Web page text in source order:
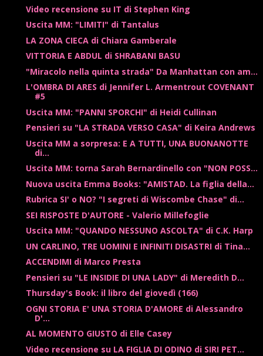
Video recensione su IT di Stephen King
Uscita MM: "LIMITI" di Tantalus
LA ZONA CIECA di Chiara Gamberale
VITTORIA E ABDUL di SHRABANI BASU
"Miracolo nella quinta strada" Da Manhattan con am...
L'OMBRA DI ARES di Jennifer L. Armentrout COVENANT
#5
Uscita MM: "PANNI SPORCHI" di Heidi Cullinan
Pensieri su "LA STRADA VERSO CASA" di Keira Andrews
Uscita MM a sorpresa: E A TUTTI, UNA BUONANOTTE
di...
Uscita MM: torna Sarah Bernardinello con "NON POSS...
Nuova uscita Emma Books: "AMISTAD. La figlia della...
Rubrica SI' o NO? "I segreti di Wiscombe Chase" di...
SEI RISPOSTE D'AUTORE - Valerio Millefoglie
Uscita MM: "QUANDO NESSUNO ASCOLTA" di C.K. Harp
UN CARLINO, TRE UOMINI E INFINITI DISASTRI di Tina...
ACCENDIMI di Marco Presta
Pensieri su "LE INSIDIE DI UNA LADY" di Meredith D...
Thursday's Book: il libro del giovedì (166)
OGNI STORIA E' UNA STORIA D'AMORE di Alessandro
D'...
AL MOMENTO GIUSTO di Elle Casey
Video recensione su LA FIGLIA DI ODINO di SIRI PET...